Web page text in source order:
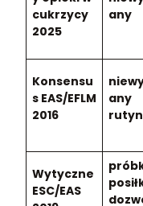
cukrzycy
2025
any
Konsensu
s EAS/EFLM
2016
any
Wytyczne
ESC/EAS